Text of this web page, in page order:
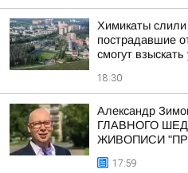
Химикаты
пострадавшие
смогут взыскать
18:30
Александр
ГЛАВНОГО
ЖИВОПИСИ
17:59